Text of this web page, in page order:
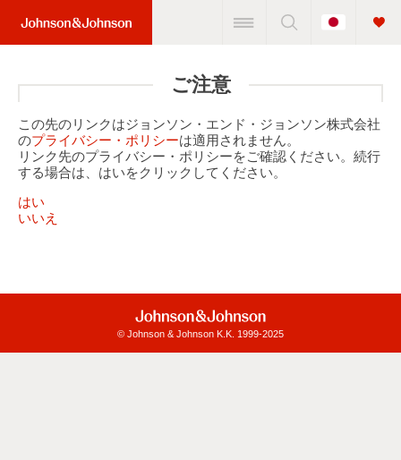
Logo)
Change
Country
ご注意
この先のリンクはジョンソン・エンド・ジョンソン株式会社
のプライバシー・ポリシーは適用されません。
リンク先のプライバシー・ポリシーをご確認ください。続行
する場合は、はいをクリックしてください。
はい
いいえ
© Johnson & Johnson K.K. 1999-2025